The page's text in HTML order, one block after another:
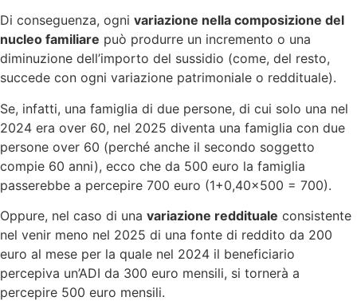
Di conseguenza, ogni variazione nella composizione del
nucleo familiare può produrre un incremento o una
diminuzione dell’importo del sussidio (come, del resto,
succede con ogni variazione patrimoniale o reddituale).
Se, infatti, una famiglia di due persone, di cui solo una nel
2024 era over 60, nel 2025 diventa una famiglia con due
persone over 60 (perché anche il secondo soggetto
compie 60 anni), ecco che da 500 euro la famiglia
passerebbe a percepire 700 euro (1+0,40×500 = 700).
Oppure, nel caso di una variazione reddituale consistente
nel venir meno nel 2025 di una fonte di reddito da 200
euro al mese per la quale nel 2024 il beneficiario
percepiva un’ADI da 300 euro mensili, si tornerà a
percepire 500 euro mensili.